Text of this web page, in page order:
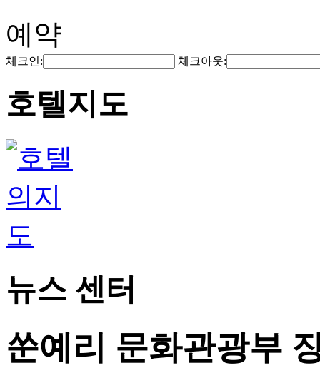
예약
체크인: 체크아웃:
호텔지도
뉴스 센터
쑨예리 문화관광부